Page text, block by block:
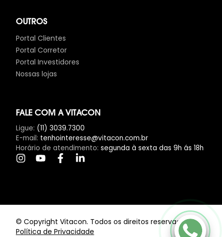
OUTROS
Portal Clientes
Portal Corretor
Portal Investidores
Nossas lojas
FALE COM A VITACON
Ligue: (11) 3039.7300
E-mail: tenhointeresse@vitacon.com.br
Horário de atendimento: segunda à sexta das 9h ás 18h
© Copyright Vitacon. Todos os direitos reservados.
Política de Privacidade